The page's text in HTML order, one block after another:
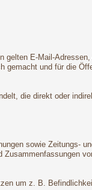
E-Mail-
und für die
die direkt oder
sowie Zeitungs-
um z. B.